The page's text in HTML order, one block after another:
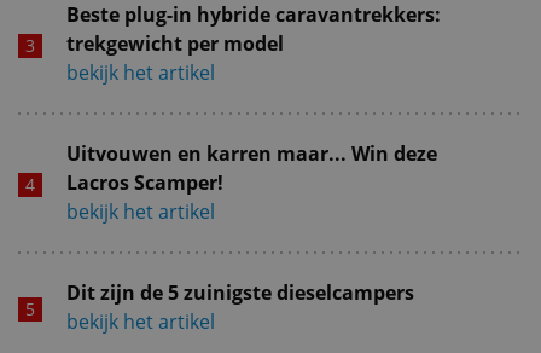
Beste plug-in hybride caravantrekkers:
trekgewicht per model
bekijk het artikel
Uitvouwen en karren maar... Win deze
Lacros Scamper!
bekijk het artikel
Dit zijn de 5 zuinigste dieselcampers
bekijk het artikel